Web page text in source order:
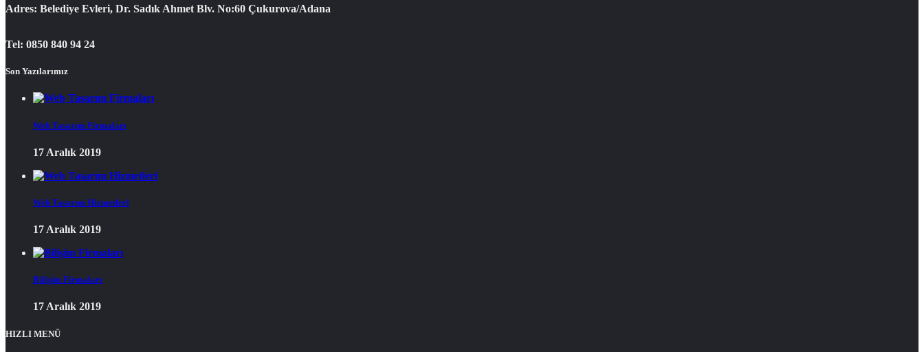
Adres: Belediye Evleri, Dr. Sadık Ahmet Blv. No:60 Çukurova/Adana
Tel: 0850 840 94 24
Son Yazılarımız
Web Tasarım Firmaları
17 Aralık 2019
Web Tasarım Hizmetleri
17 Aralık 2019
Bilişim Firmaları
17 Aralık 2019
HIZLI MENÜ